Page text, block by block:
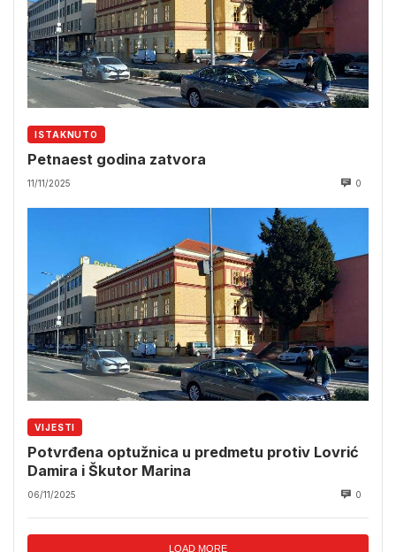
ISTAKNUTO
Petnaest godina zatvora
11/11/2025 0
VIJESTI
Potvrđena optužnica u predmetu protiv Lovrić
Damira i Škutor Marina
06/11/2025 0
LOAD MORE